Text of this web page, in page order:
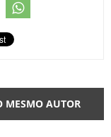
MESMO AUTOR